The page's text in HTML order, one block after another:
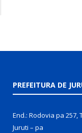
PREFEITURA DE
End.: Rodovia pa 257,
Juruti – pa